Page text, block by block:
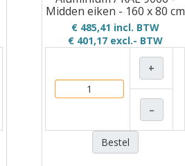
Midden eiken - 160 x 80 cm
€ 485,41 incl. BTW
€ 401,17 excl.- BTW
+
–
Bestel